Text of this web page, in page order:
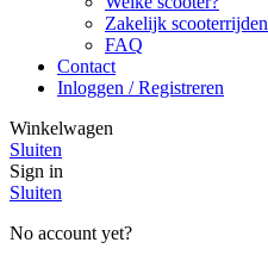
Zakelijk scooterrijden
FAQ
Contact
Inloggen / Registreren
Winkelwagen
Sluiten
Sign in
Sluiten
No account yet?